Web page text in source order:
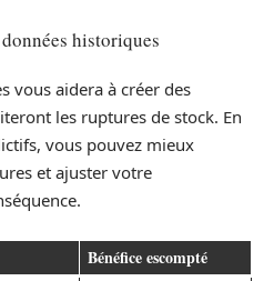
historiques
vous aidera à créer des
les ruptures de stock. En
vous pouvez mieux
et ajuster votre
Bénéfice escompté